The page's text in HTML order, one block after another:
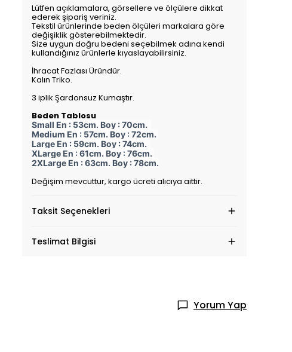
Lütfen açıklamalara, görsellere ve ölçülere dikkat
ederek şipariş veriniz.
Tekstil ürünlerinde beden ölçüleri markalara göre
değişiklik gösterebilmektedir.
Size uygun doğru bedeni seçebilmek adına kendi
kullandığınız ürünlerle kıyaslayabilirsiniz.
İhracat Fazlası Üründür.
Kalın Triko.
3 iplik Şardonsuz Kumaştır.
Beden Tablosu
Small En : 53cm. Boy : 70cm.
Medium En : 57cm. Boy : 72cm.
Large En : 59cm. Boy : 74cm.
XLarge En : 61cm. Boy : 76cm.
2XLarge En : 63cm. Boy : 78cm.
Değişim mevcuttur, kargo ücreti alıcıya aittir.
Taksit Seçenekleri
Teslimat Bilgisi
Yorum Yap